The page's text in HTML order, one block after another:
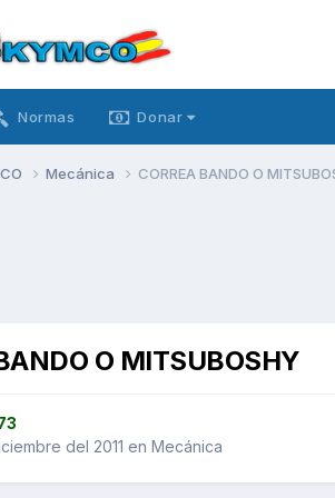
Normas Donar
Mecánica CORREA BANDO O
O MITSUBOSHY
del 2011 en Mecánica